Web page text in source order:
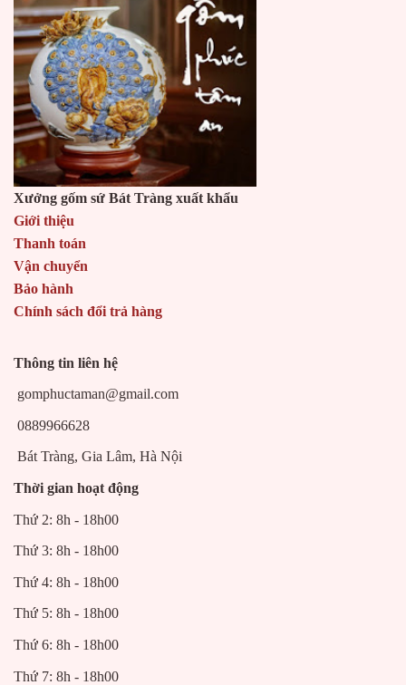
Xưởng gốm sứ Bát Tràng xuất khẩu
Giới thiệu
Thanh toán
Vận chuyển
Bảo hành
Chính sách đổi trả hàng
Thông tin liên hệ
gomphuctaman@gmail.com
0889966628
Bát Tràng, Gia Lâm, Hà Nội
Thời gian hoạt động
Thứ 2: 8h - 18h00
Thứ 3: 8h - 18h00
Thứ 4: 8h - 18h00
Thứ 5: 8h - 18h00
Thứ 6: 8h - 18h00
Thứ 7: 8h - 18h00